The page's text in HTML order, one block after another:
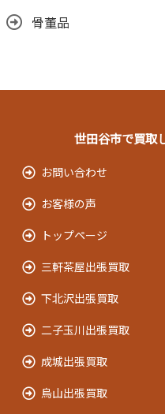
骨董品
世田谷市で買取
お問い合わせ
お客様の声
トップページ
三軒茶屋出張買取
下北沢出張買取
二子玉川出張買取
成城出張買取
烏山出張買取